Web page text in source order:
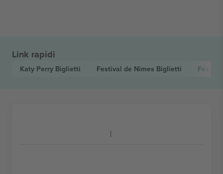
Link rapidi
Katy Perry Biglietti Festival de Nimes Biglietti